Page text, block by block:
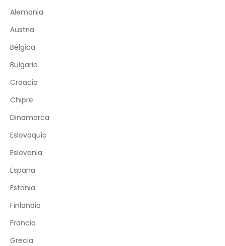
Alemania
Austria
Bélgica
Bulgaria
Croacia
Chipre
Dinamarca
Eslovaquia
Eslovenia
España
Estonia
Finlandia
Francia
Grecia